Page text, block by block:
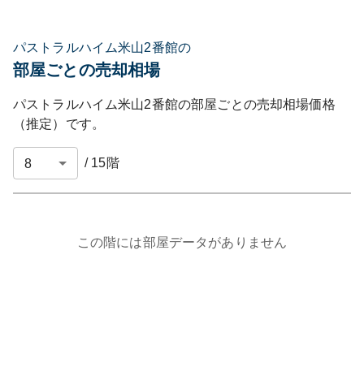
パストラルハイム米山2番館の
部屋ごとの売却相場
パストラルハイム米山2番館の部屋ごとの売却相場価格
（推定）です。
/ 15階
この階には部屋データがありません